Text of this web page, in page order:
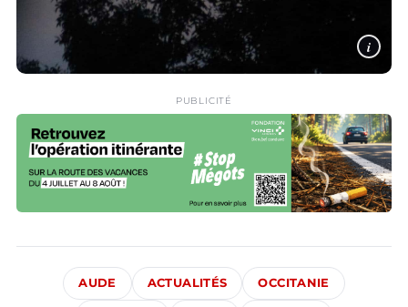
i
PUBLICITÉ
AUDE ACTUALITÉS OCCITANIE